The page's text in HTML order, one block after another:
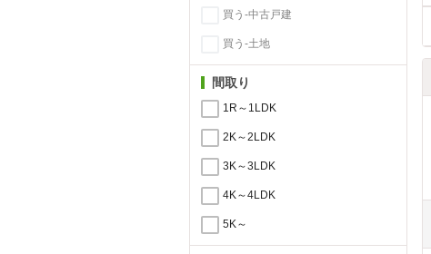
買う-中古戸建
買う-土地
間取り
1R～1LDK
2K～2LDK
3K～3LDK
4K～4LDK
5K～